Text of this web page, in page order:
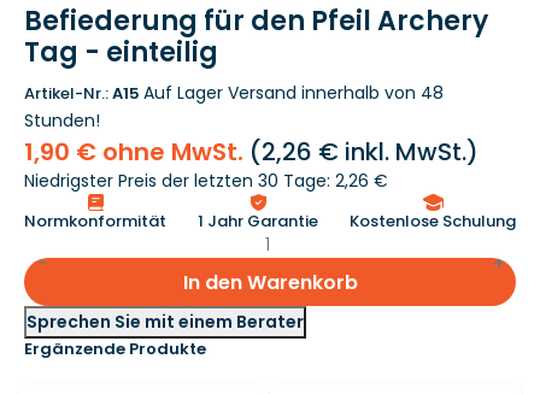
Befiederung für den Pfeil Archery
Tag - einteilig
Artikel-Nr.:A15 Auf Lager Versand innerhalb von 48
Stunden!
1,90 € ohne MwSt. (2,26 € inkl. MwSt.)
Niedrigster Preis der letzten 30 Tage: 2,26 €
Normkonformität 1 Jahr Garantie Kostenlose Schulung
In den Warenkorb
Sprechen Sie mit einem Berater
Ergänzende Produkte